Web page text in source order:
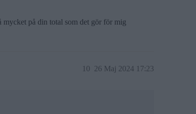
mycket på din total som det gör för mig
26 Maj 2024 17:23
10